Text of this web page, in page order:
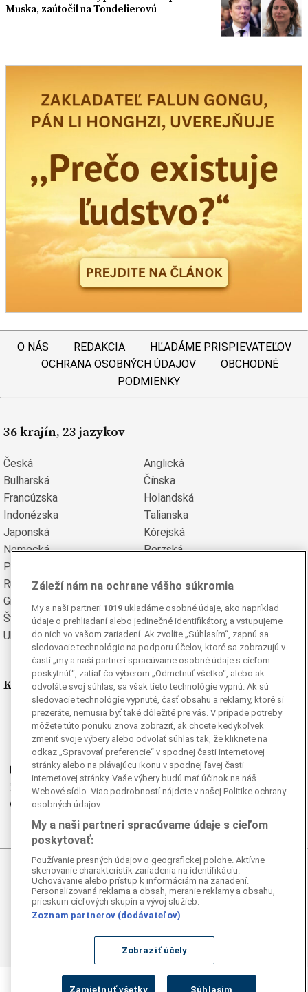
Muska, zaútočil na Tondelierovú
O NÁS REDAKCIA
HĽADÁME PRISPIEVATEĽOV
OCHRANA OSOBNÝCH ÚDAJOV
OBCHODNÉ
PODMIENKY
36 krajín, 23 jazykov
Česká
Anglická
Bulharská
Čínska
Francúzska
Holandská
Indonézska
Talianska
Japonská
Kórejská
Nemecká
Perzská
Poľská
Rumunská
Ruská
Grécka
Švédska
Turecká
Ukrajinská
Vietnamská
Kde nás nájdete
Facebook
Instagram
Ganjing
Youtube
Twitter
Telegram
RSS
© 2026 Epoch Times Slovensko
Všetky práva vyhradené. Publikovanie alebo ďalšie šírenie
správ a fotografií zo zdrojov TASR je bez
Záleží nám na ochrane vášho súkromia
My a naši partneri 1019 ukladáme osobné údaje, ako napríklad
údaje o prehliadaní alebo jedinečné identifikátory, a vstupujeme
do nich vo vašom zariadení. Ak zvolíte „Súhlasím“, zapnú sa
sledovacie technológie na podporu účelov, ktoré sa zobrazujú v
časti „my a naši partneri spracúvame osobné údaje s cieľom
poskytnúť“, zatiaľ čo výberom „Odmetnuť všetko“, alebo ak
odvoláte svoj súhlas, sa však tieto technológie vypnú. Ak sú
sledovacie technológie vypnuté, časť obsahu a reklamy, ktoré si
prezeráte, nemusia byť také dôležité pre vás. V prípade potreby
môžete túto ponuku znova zobraziť, ak chcete kedykoľvek
zmeniť svoje výbery alebo odvolať súhlas tak, že kliknete na
odkaz „Spravovať preferencie“ v spodnej časti internetovej
stránky alebo na plávajúcu ikonu v spodnej ľavej časti
internetovej stránky. Vaše výbery budú mať účinok na náš
Webové sídlo. Viac podrobností nájdete v našej Politike ochrany
osobných údajov.
My a naši partneri spracúvame údaje s cieľom
poskytovať:
Používanie presných údajov o geografickej polohe. Aktívne
skenovanie charakteristík zariadenia na identifikáciu.
Uchovávanie alebo prístup k informáciám na zariadení.
Personalizovaná reklama a obsah, meranie reklamy a obsahu,
prieskum cieľových skupín a vývoj služieb.
Zoznam partnerov (dodávateľov)
Zobraziť účely
Zamietnuť všetky Súhlasím